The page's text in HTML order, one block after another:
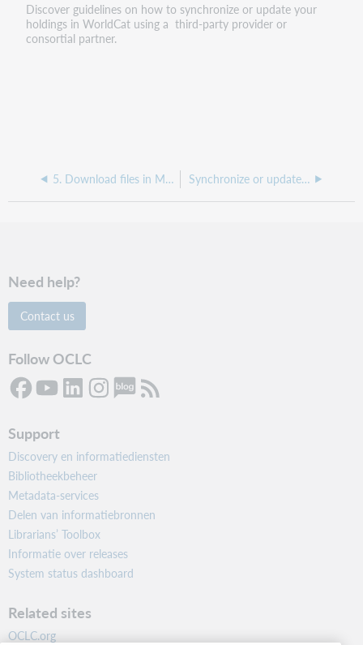
Discover guidelines on how to synchronize or update your
holdings in WorldCat using a third-party provider or
consortial partner.
5. Download files in My Files Synchronize or update holdings in WorldCat for a library's local catalog on behalf of a library
Need help?
Contact us
Follow OCLC
Support
Discovery en informatiediensten
Bibliotheekbeheer
Metadata-services
Delen van informatiebronnen
Librarians’ Toolbox
Informatie over releases
System status dashboard
Related sites
OCLC.org